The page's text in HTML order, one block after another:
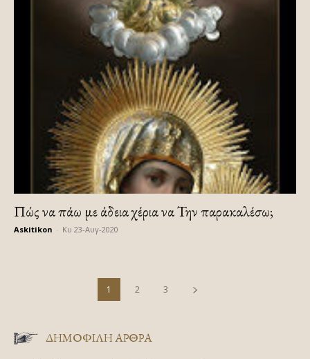
Πώς να πάω με άδεια χέρια να Την παρακαλέσω;
Askitikon Κυ 23-Αυγ-2020
1 2 3
ΔΗΜΟΦΙΛΗ ΑΡΘΡΑ